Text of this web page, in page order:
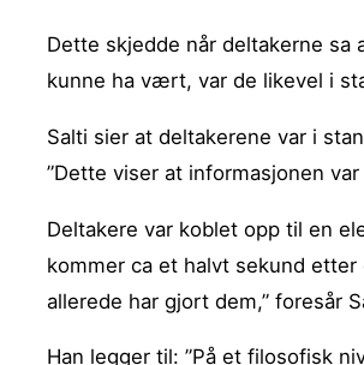
Dette skjedde når deltakerne
kunne ha vært, var de likevel i
Salti sier at deltakerene var i
”Dette viser at informasjonen
Deltakere var koblet opp til en
kommer ca et halvt sekund
allerede har gjort dem,” foresår
Han legger til: ”På et filosofisk